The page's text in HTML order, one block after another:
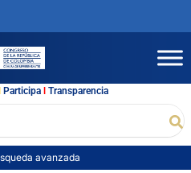
Participal Transparencia
avanzada